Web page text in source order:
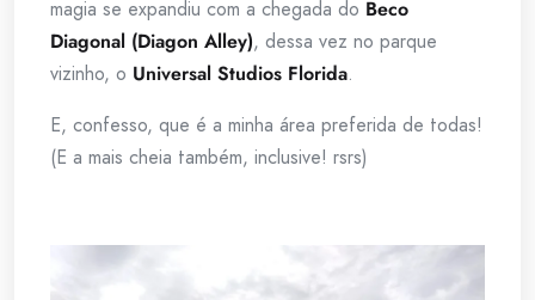
magia se expandiu com a chegada do Beco
Diagonal (Diagon Alley), dessa vez no parque
vizinho, o Universal Studios Florida.
E, confesso, que é a minha área preferida de todas!
(E a mais cheia também, inclusive! rsrs)